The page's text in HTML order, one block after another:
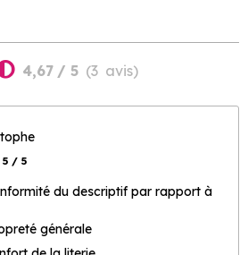
4,67 / 5 (3 avis)
5 / 5
du descriptif par rapport à
générale